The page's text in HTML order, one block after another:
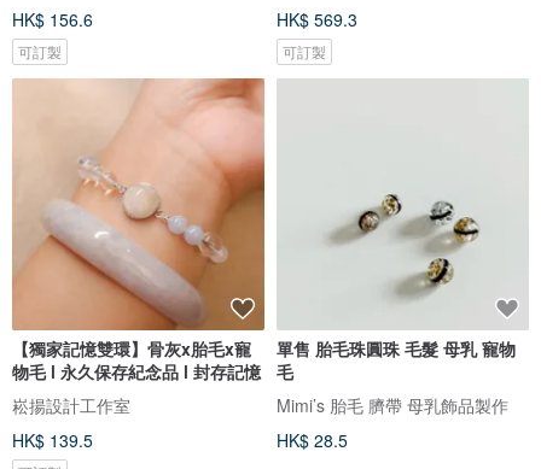
HK$ 156.6
可訂製
HK$ 569.3
可訂製
【獨家記憶雙環】骨灰x胎毛x寵
物毛 l 永久保存紀念品 l 封存記憶
崧揚設計工作室
HK$ 139.5
單售 胎毛珠圓珠 毛髮 母乳 寵物
毛
Mimi’s 胎毛 臍帶 母乳飾品製作
HK$ 28.5